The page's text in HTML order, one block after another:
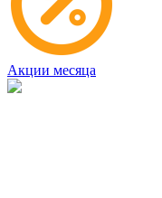
Акции месяца